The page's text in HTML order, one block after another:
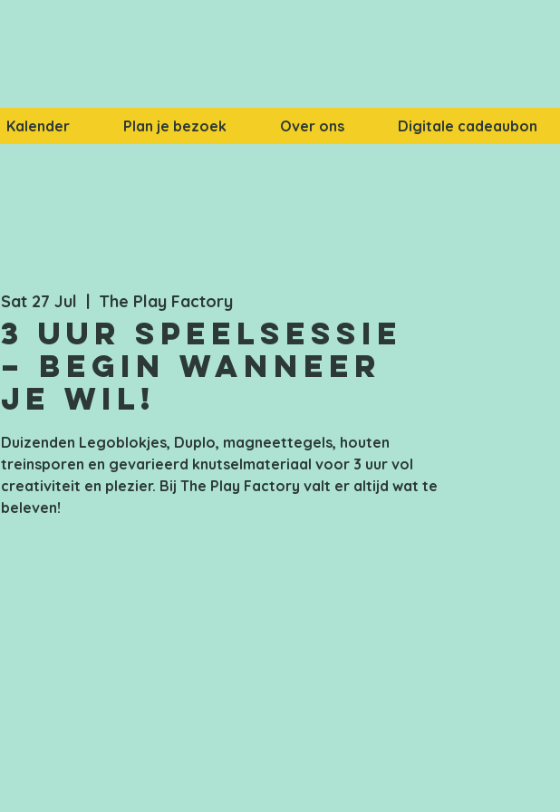
Kalender Plan je bezoek Over ons Digitale cadeaubon
Sat 27 Jul
  |
The Play Factory
3 uur speelsessie
– Begin wanneer
je wil!
Duizenden Legoblokjes, Duplo, magneettegels, houten
treinsporen en gevarieerd knutselmateriaal voor 3 uur vol
creativiteit en plezier. Bij The Play Factory valt er altijd wat te
beleven!